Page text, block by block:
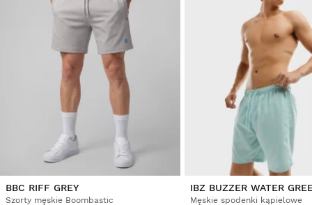
dokonanie zwrotu masz 30 dni od momentu dostarczenia
zamówienia.
Z poziomu konta użytkownika można łatwo i szybko
zwrócić produkt.
Zwrot pieniędzy na oryginalną metodę płatności $9.95
BBC RIFF GREY
Szorty męskie Boombastic
IBZ BUZZER WATER
Męskie spodenki kąpielowe